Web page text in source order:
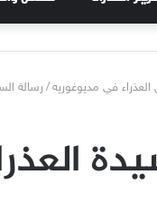
العذراء في مديوغوريه/ رسالة
العذراء في